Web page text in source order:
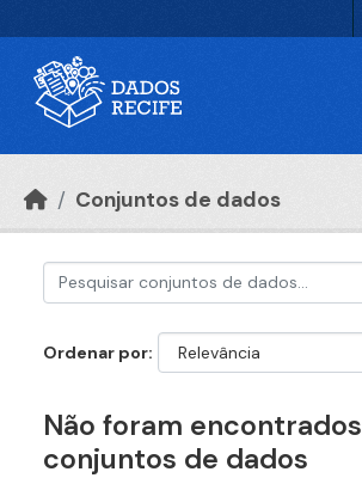
Conjuntos de dados
Ordenar por
Não foram encontrados
conjuntos de dados